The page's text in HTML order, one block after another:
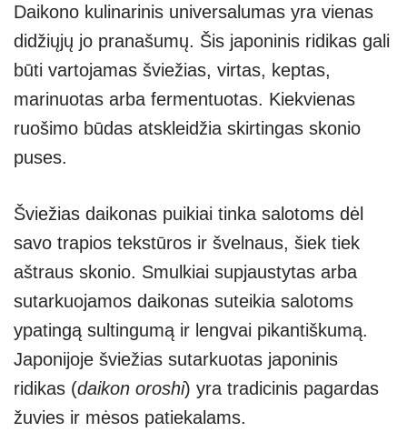
Daikono kulinarinis universalumas yra vienas
didžiųjų jo pranašumų. Šis japoninis ridikas gali
būti vartojamas šviežias, virtas, keptas,
marinuotas arba fermentuotas. Kiekvienas
ruošimo būdas atskleidžia skirtingas skonio
puses.
Šviežias daikonas puikiai tinka salotoms dėl
savo trapios tekstūros ir švelnaus, šiek tiek
aštraus skonio. Smulkiai supjaustytas arba
sutarkuojamos daikonas suteikia salotoms
ypatingą sultingumą ir lengvai pikantiškumą.
Japonijoje šviežias sutarkuotas japoninis
ridikas (daikon oroshi) yra tradicinis pagardas
žuvies ir mėsos patiekalams.